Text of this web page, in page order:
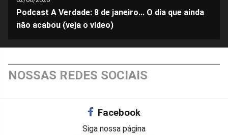
Podcast A Verdade: 8 de janeiro... O dia que ainda
não acabou (veja o vídeo)
NOSSAS REDES SOCIAIS
Facebook
Siga nossa página